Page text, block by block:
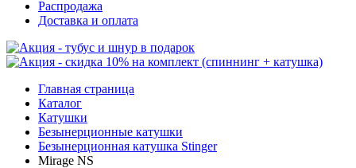
Распродажа
Доставка и оплата
Главная страница
Каталог
Катушки
Безынерционные катушки
Безынерционная катушка Stinger
Mirage NS